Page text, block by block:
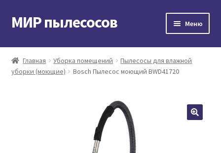
Перейти
к
Перейти
к
МИР пылесосов Меню
Главная
Мой аккаунт
Главная Уборка помещений
Пылесосы для влажной
уборки (моющие)
Bosch Пылесос моющий BWD41720